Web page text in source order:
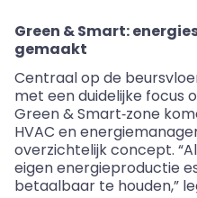
Green &Smart:
gemaakt
Centraal op de
met een duidelijke focus
Green&Smart‑zone
HVAC en
overzichtelijk concept.
eigen energieproductie
betaalbaar te houden,”